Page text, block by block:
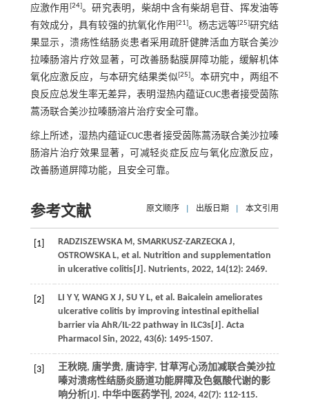
应激作用 [24]。研究表明，柴胡中含有柴胡皂苷、挥发油等
有效成分，具有较强的抗氧化作用[21]。杨志远等[25]研究结
果显示，溃疡性结肠炎患者采用疏肝健脾活血方联合美沙
拉嗪肠溶片疗效显著，可改善肠黏膜屏障功能，缓解机体
氧化应激反应，与本研究结果类似[25]。本研究中，两组不
良反应总发生率无差异，表明湿热内蕴证CUC患者接受茵陈
蒿汤联合美沙拉嗪肠溶片治疗安全可靠。
综上所述，湿热内蕴证CUC患者接受茵陈蒿汤联合美沙拉嗪
肠溶片治疗效果显著，可减轻炎症反应与氧化应激反应，
改善肠道屏障功能，且安全可靠。
参考文献 原文顺序 出版日期 本文引用
[1]
RADZISZEWSKA M, SMARKUSZ-ZARZECKA J,
OSTROWSKA L, et al. Nutrition and supplementation
in ulcerative colitis[J]. Nutrients, 2022, 14(12): 2469.
[2]
LI Y Y, WANG X J, SU Y L, et al. Baicalein ameliorates
ulcerative colitis by improving intestinal epithelial
barrier via AhR/IL-22 pathway in ILC3s[J]. Acta
Pharmacol Sin, 2022, 43(6): 1495-1507.
[3]
王秋晓, 唐学贵, 唐诗宇, 甘草泻心汤加减联合美沙拉
嗪对溃疡性结肠炎肠道功能屏障及色氨酸代谢的影
响分析[J]. 中华中医药学刊, 2024, 42(7): 112-115.